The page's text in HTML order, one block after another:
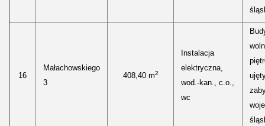
16
Małachowskiego
3
408,40 m2
Instalacja
elektryczna,
wod.-kan., c.o.,
wc